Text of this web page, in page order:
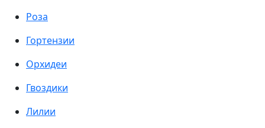
Роза
Гортензии
Орхидеи
Гвоздики
Лилии